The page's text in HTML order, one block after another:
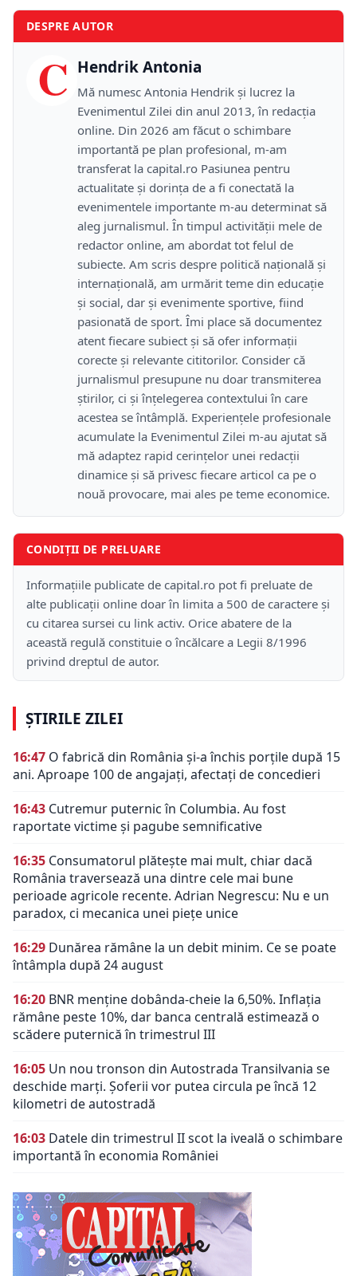
DESPRE AUTOR
C Hendrik Antonia
Mă numesc Antonia Hendrik și lucrez la
Evenimentul Zilei din anul 2013, în redacția
online. Din 2026 am făcut o schimbare
importantă pe plan profesional, m-am
transferat la capital.ro Pasiunea pentru
actualitate și dorința de a fi conectată la
evenimentele importante m-au determinat să
aleg jurnalismul. În timpul activității mele de
redactor online, am abordat tot felul de
subiecte. Am scris despre politică națională și
internațională, am urmărit teme din educație
și social, dar și evenimente sportive, fiind
pasionată de sport. Îmi place să documentez
atent fiecare subiect și să ofer informații
corecte și relevante cititorilor. Consider că
jurnalismul presupune nu doar transmiterea
știrilor, ci și înțelegerea contextului în care
acestea se întâmplă. Experiențele profesionale
acumulate la Evenimentul Zilei m-au ajutat să
mă adaptez rapid cerințelor unei redacții
dinamice și să privesc fiecare articol ca pe o
nouă provocare, mai ales pe teme economice.
CONDIȚII DE PRELUARE
Informațiile publicate de capital.ro pot fi preluate de
alte publicații online doar în limita a 500 de caractere și
cu citarea sursei cu link activ. Orice abatere de la
această regulă constituie o încălcare a Legii 8/1996
privind dreptul de autor.
ȘTIRILE ZILEI
16:47 O fabrică din România și-a închis porțile după 15
ani. Aproape 100 de angajați, afectați de concedieri
16:43 Cutremur puternic în Columbia. Au fost
raportate victime și pagube semnificative
16:35 Consumatorul plătește mai mult, chiar dacă
România traversează una dintre cele mai bune
perioade agricole recente. Adrian Negrescu: Nu e un
paradox, ci mecanica unei piețe unice
16:29 Dunărea rămâne la un debit minim. Ce se poate
întâmpla după 24 august
16:20 BNR menține dobânda-cheie la 6,50%. Inflația
rămâne peste 10%, dar banca centrală estimează o
scădere puternică în trimestrul III
16:05 Un nou tronson din Autostrada Transilvania se
deschide marți. Șoferii vor putea circula pe încă 12
kilometri de autostradă
16:03 Datele din trimestrul II scot la iveală o schimbare
importantă în economia României